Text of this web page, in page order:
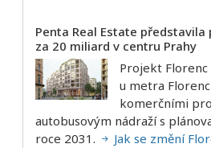
Penta Real Estate představila
za 20 miliard v centru Prahy
Projekt
u metra
komerčními
autobusovým nádraží s
roce 2031.
Jak se změní